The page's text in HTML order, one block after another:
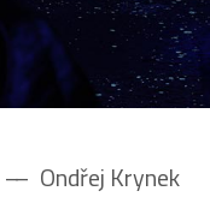
–– Ondřej Krynek